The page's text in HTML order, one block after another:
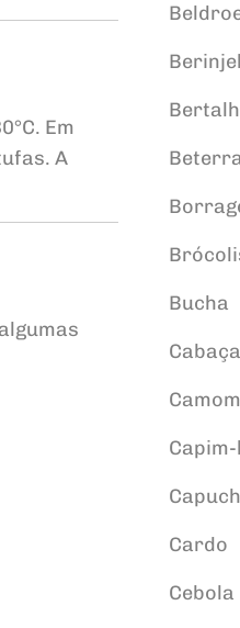
Em
A
Bucha
Cardo
Cebola